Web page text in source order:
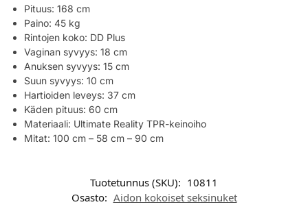
Pituus: 168 cm
Paino: 45 kg
Rintojen koko: DD Plus
Vaginan syvyys: 18 cm
Anuksen syvyys: 15 cm
Suun syvyys: 10 cm
Hartioiden leveys: 37 cm
Käden pituus: 60 cm
Materiaali: Ultimate Reality TPR-keinoiho
Mitat: 100 cm – 58 cm – 90 cm
Tuotetunnus (SKU): 10811
Osasto: Aidon kokoiset seksinuket